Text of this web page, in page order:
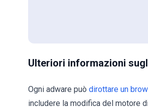
Ulteriori informazioni
Ogni adware può dirottare un
includere la modifica del motore